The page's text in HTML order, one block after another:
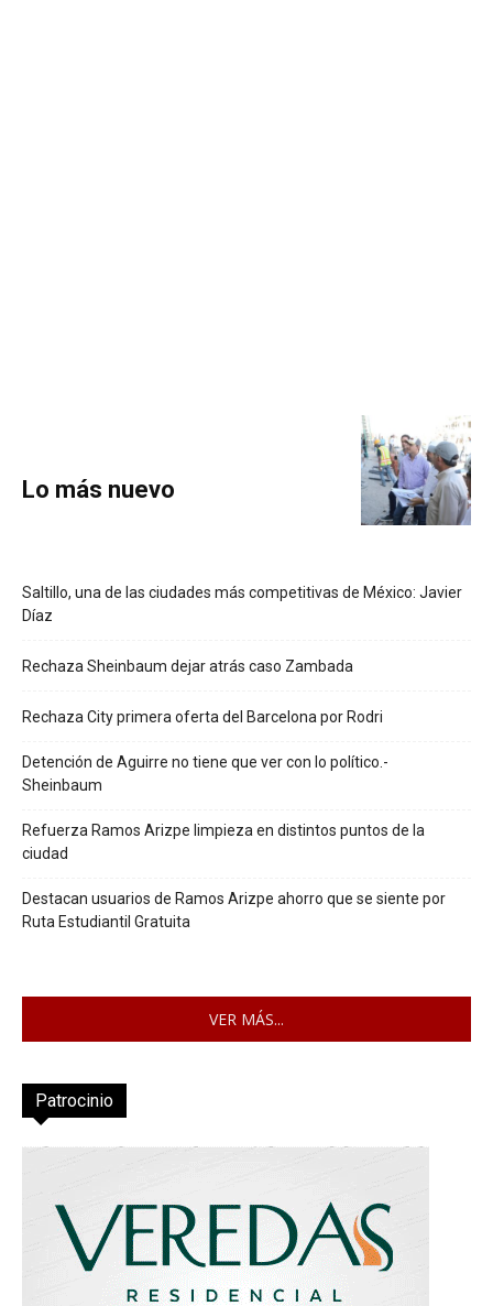
Lo más nuevo
Saltillo, una de las ciudades más competitivas de México: Javier
Díaz
Rechaza Sheinbaum dejar atrás caso Zambada
Rechaza City primera oferta del Barcelona por Rodri
Detención de Aguirre no tiene que ver con lo político.-
Sheinbaum
Refuerza Ramos Arizpe limpieza en distintos puntos de la
ciudad
Destacan usuarios de Ramos Arizpe ahorro que se siente por
Ruta Estudiantil Gratuita
VER MÁS...
Patrocinio